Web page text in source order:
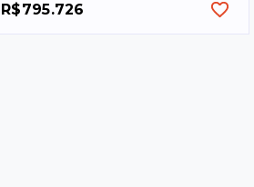
R$795.726